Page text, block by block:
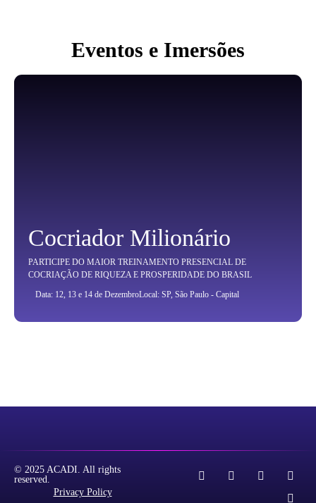
Eventos e Imersões
Cocriador Milionário
PARTICIPE DO MAIOR TREINAMENTO PRESENCIAL DE
COCRIAÇÃO DE RIQUEZA E PROSPERIDADE DO BRASIL
Data: 12, 13 e 14 de DezembroLocal: SP, São Paulo - Capital
© 2025 ACADI. All rights
reserved.
Privacy Policy